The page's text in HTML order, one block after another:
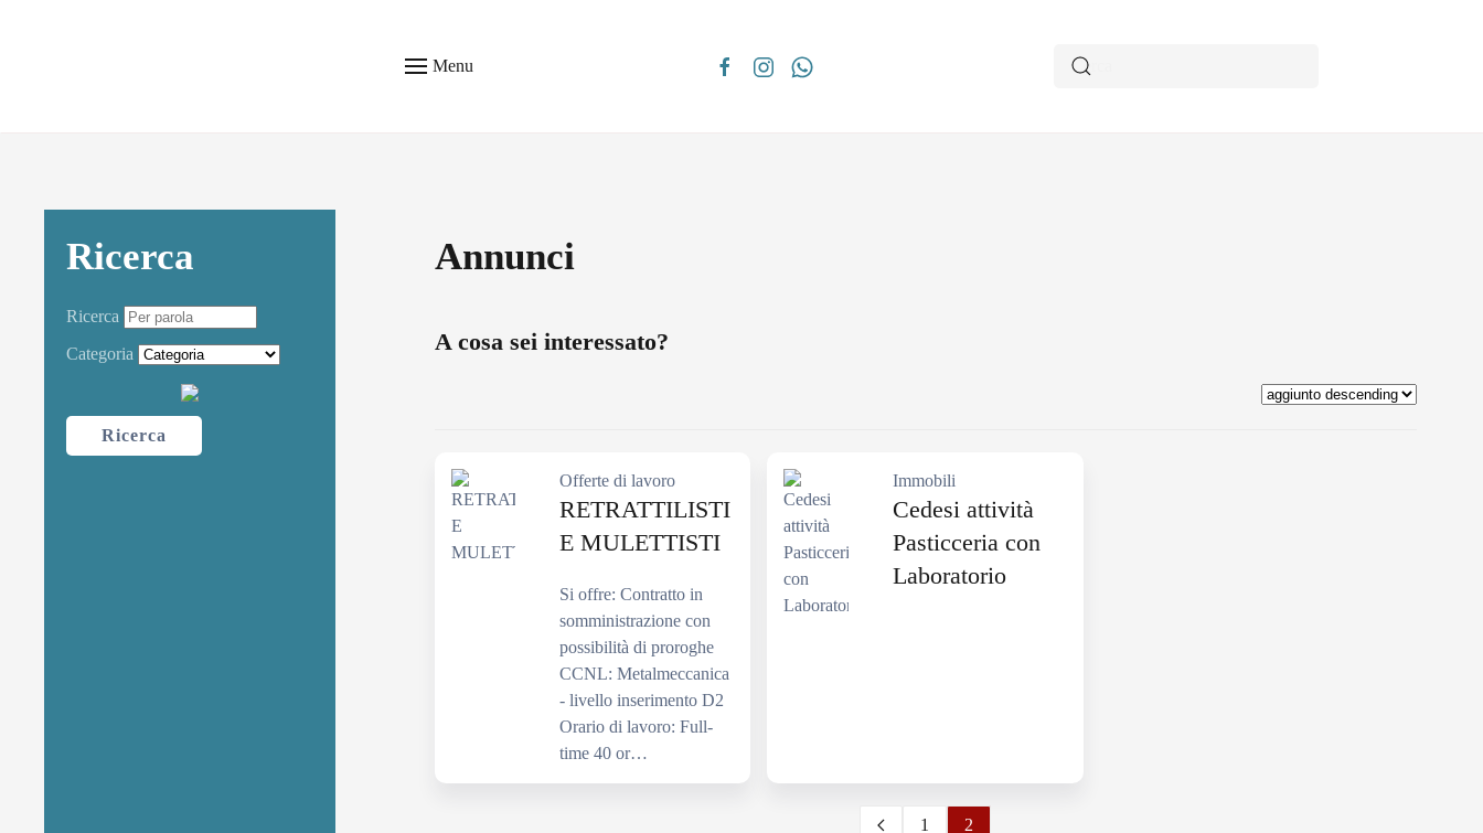
Menu
Ricerca
Ricerca
Categoria
Ricerca
Annunci
A cosa sei interessato?
Offerte di lavoro
RETRATTILISTI
E MULETTISTI
Si offre: Contratto in
somministrazione con
possibilità di proroghe
CCNL: Metalmeccanica
- livello inserimento D2
Orario di lavoro: Full-
time 40 or…
Immobili
Cedesi attività
Pasticceria con
Laboratorio
1 2